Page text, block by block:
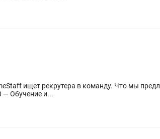
— Обучение и...